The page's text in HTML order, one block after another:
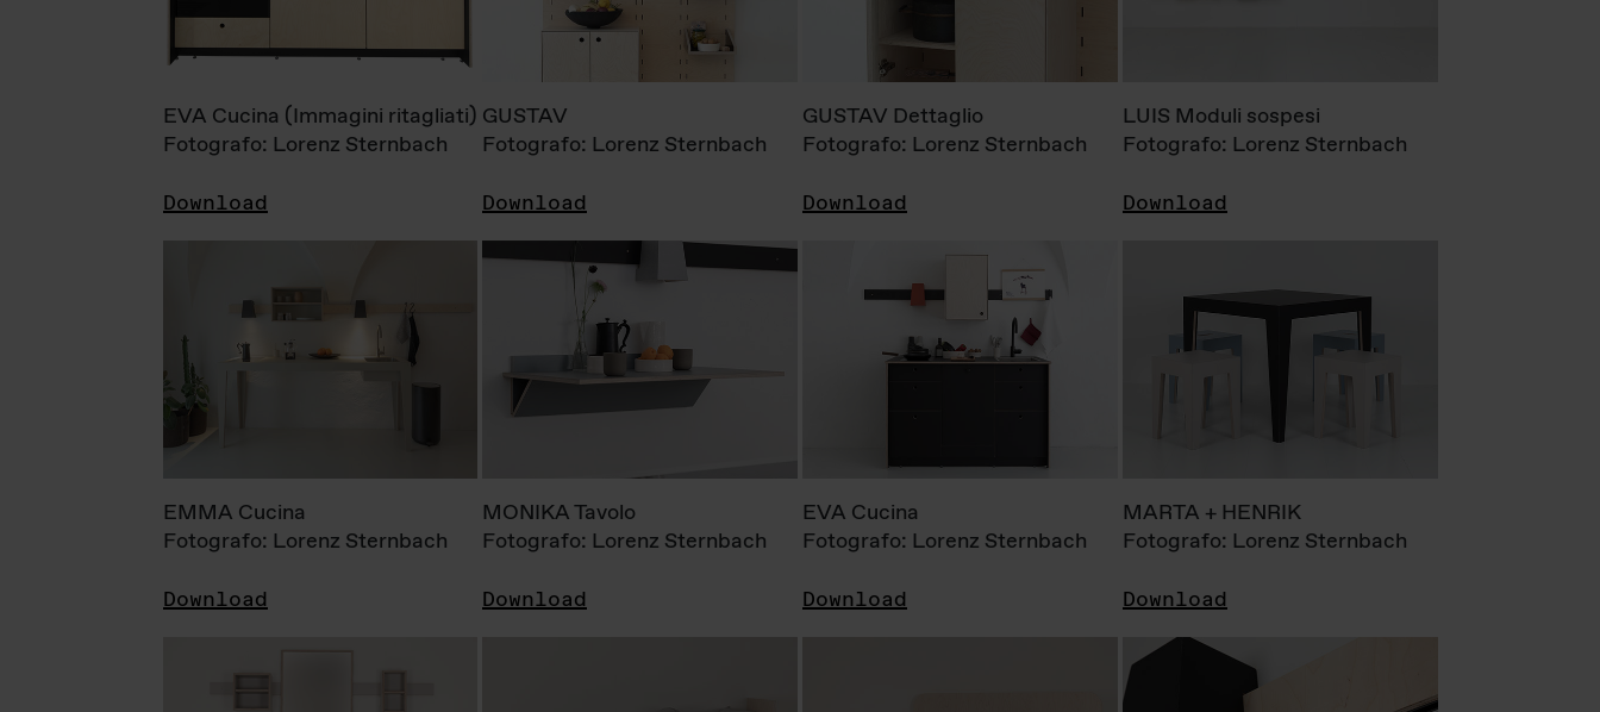
EVA Cucina (Immagini ritagliati)
Fotografo: Lorenz Sternbach
Download
GUSTAV
Fotografo: Lorenz Sternbach
Download
GUSTAV Dettaglio
Fotografo: Lorenz Sternbach
Download
LUIS Moduli sospesi
Fotografo: Lorenz Sternbach
Download
EMMA Cucina
Fotografo: Lorenz Sternbach
Download
MONIKA Tavolo
Fotografo: Lorenz Sternbach
Download
EVA Cucina
Fotografo: Lorenz Sternbach
Download
MARTA + HENRIK
Fotografo: Lorenz Sternbach
Download